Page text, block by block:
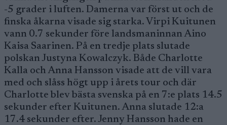
-5 grader i luften. Damerna var först ut och de
finska åkarna visade sig starka. Virpi Kuitunen
vann 0.7 sekunder före landsmaninnan Aino
Kaisa Saarinen. På en tredje plats slutade
polskan Justyna Kowalczyk. Både Charlotte
Kalla och Anna Hansson visade att de vill vara
med och slåss högt upp i årets tour och där
Charlotte blev bästa svenska på en 7:e plats 14.5
sekunder efter Kuitunen. Anna slutade 12:a
17.4 sekunder efter. Jenny Hansson hade en